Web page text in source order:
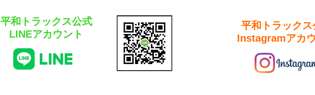
平和トラックス公式
LINEアカウント
平和トラックス
Instagramアカ